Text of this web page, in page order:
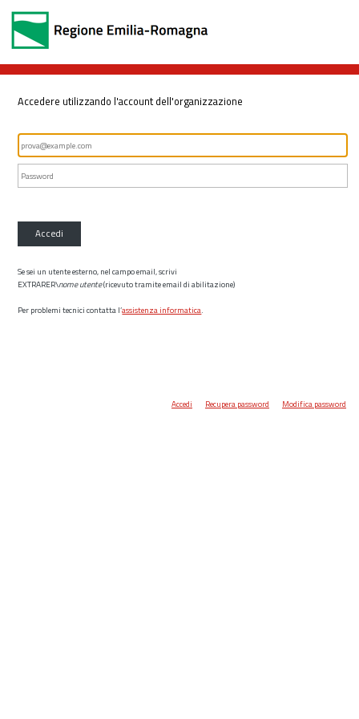
Accedere utilizzando l'account dell'organizzazione
Accedi
Se sei un utente esterno, nel campo email, scrivi
EXTRARER\nome utente(ricevuto tramite email di abilitazione)
Per problemi tecnici contatta l’assistenza informatica.
Accedi Recupera password Modifica password